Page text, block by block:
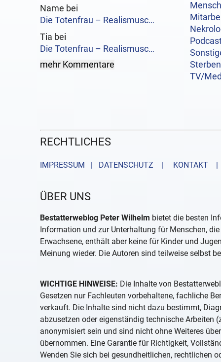
Name bei
Die Totenfrau – Realismusc…
Tia bei
Die Totenfrau – Realismusc…
mehr Kommentare
TV/
RECHTLICHES
IMPRESSUM | DATENSCHUTZ | KONTAKT
ÜBER UNS
Bestatterweblog Peter Wilhelm bietet die besten
Information und zur Unterhaltung für Menschen,
Erwachsene, enthält aber keine für Kinder und
Meinung wieder. Die Autoren sind teilweise selbst
WICHTIGE HINWEISE: Die Inhalte von
Gesetzen nur Fachleuten vorbehaltene, fachliche
verkauft. Die Inhalte sind nicht dazu bestimmt,
abzusetzen oder eigenständig technische Arbeiten
anonymisiert sein und sind nicht ohne Weiteres
übernommen. Eine Garantie für Richtigkeit,
Wenden Sie sich bei gesundheitlichen, rechtlichen